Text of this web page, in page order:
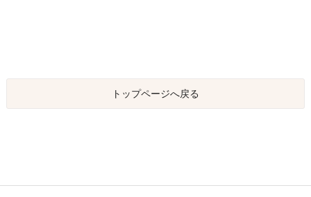
トップページへ戻る